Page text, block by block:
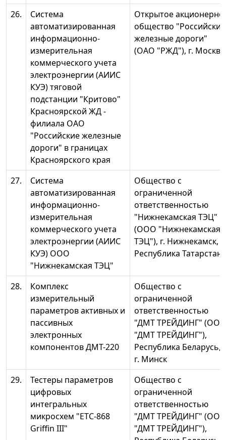
26.
Система
автоматизированная
информационно-
измерительная
коммерческого учета
электроэнергии (АИИС
КУЭ) тяговой
подстанции "Критово"
Красноярской ЖД -
филиала ОАО
"Российские железные
дороги" в границах
Красноярского края
Открытое
общество "Российские
железные дороги"
(ОАО "РЖД"), г. Москва
27.
Система
автоматизированная
информационно-
измерительная
коммерческого учета
электроэнергии (АИИС
КУЭ) ООО
"Нижнекамская ТЭЦ"
Общество с
ограниченной
ответственностью
"Нижнекамская ТЭЦ"
(ООО "Нижнекамская
ТЭЦ"), г. Нижнекамск,
Республика Татарстан
28.
Комплекс
измерительный
параметров активных и
пассивных
электронных
компонентов ДМТ-220
Общество с
ограниченной
ответственностью
"ДМТ ТРЕЙДИНГ" (ООО
"ДМТ ТРЕЙДИНГ"),
Республика Беларусь,
г. Минск
29.
Тестеры параметров
цифровых
интегральных
микросхем "ЕТС-868
Griffin III"
Общество с
ограниченной
ответственностью
"ДМТ ТРЕЙДИНГ" (ООО
"ДМТ ТРЕЙДИНГ"),